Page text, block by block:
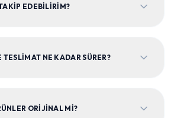
EDEBILIRIM?
TESLIMAT NE KADAR SÜRER?
ORIJINAL MI?